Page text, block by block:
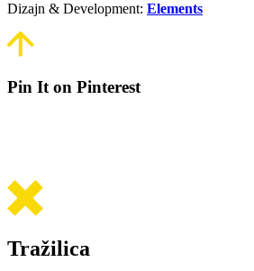
Dizajn & Development: Elements
Pin It on Pinterest
Tražilica